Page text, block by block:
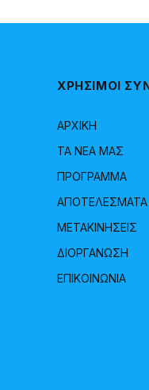
ΧΡΗΣΙΜΟΙ
ΑΡΧΙΚΗ
ΤΑ ΝΕΑ ΜΑΣ
ΠΡΟΓΡΑΜΜΑ
ΑΠΟΤΕΛΕΣΜΑΤΑ
ΜΕΤΑΚΙΝΗΣΕΙΣ
ΔΙΟΡΓΑΝΩΣΗ
ΕΠΙΚΟΙΝΩΝΙΑ